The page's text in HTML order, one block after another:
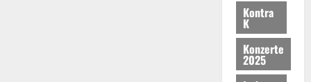
Kontra
K
Konzerte
2025